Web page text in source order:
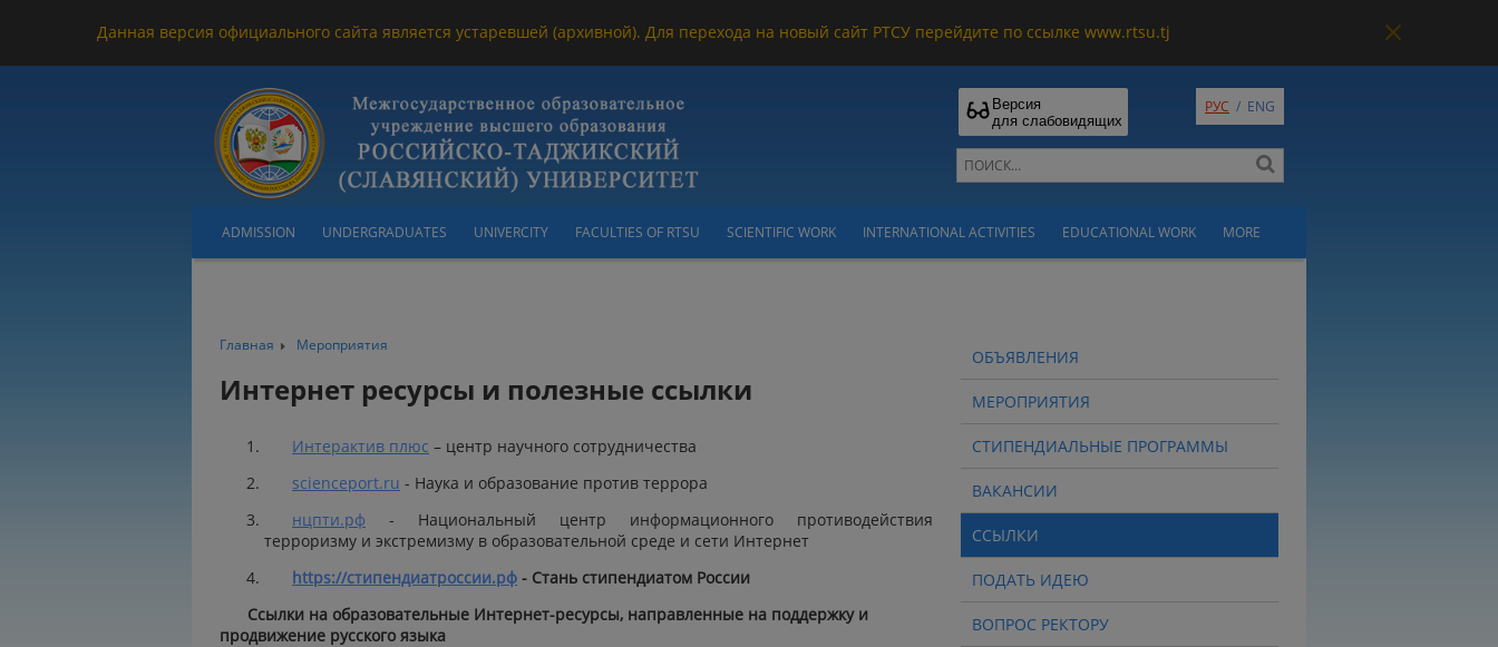
Данная версия официального сайта является устаревшей (архивной). Для перехода на новый сайт РТСУ перейдите по ссылке www.rtsu.tj
Версия
для слабовидящих
РУС / ENG
ADMISSION UNDERGRADUATES UNIVERCITY FACULTIES OF RTSU SCIENTIFIC WORK INTERNATIONAL ACTIVITIES EDUCATIONAL WORK MORE
Главная Мероприятия
Интернет ресурсы и полезные ссылки
Интерактив плюс – центр научного сотрудничества
scienceport.ru - Наука и образование против террора
нцпти.рф - Национальный центр информационного противодействия
терроризму и экстремизму в образовательной среде и сети Интернет
https://стипендиатроссии.рф - Стань стипендиатом России
Ссылки на образовательные Интернет-ресурсы, направленные на поддержку и
продвижение русского языка
ОБЪЯВЛЕНИЯ
МЕРОПРИЯТИЯ
СТИПЕНДИАЛЬНЫЕ ПРОГРАММЫ
ВАКАНСИИ
ССЫЛКИ
ПОДАТЬ ИДЕЮ
ВОПРОС РЕКТОРУ